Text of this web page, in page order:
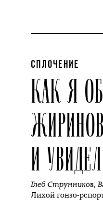
СПЛОЧЕНИЕ
КАК Я
И
Глеб Струнников,
Лихой гонзо-